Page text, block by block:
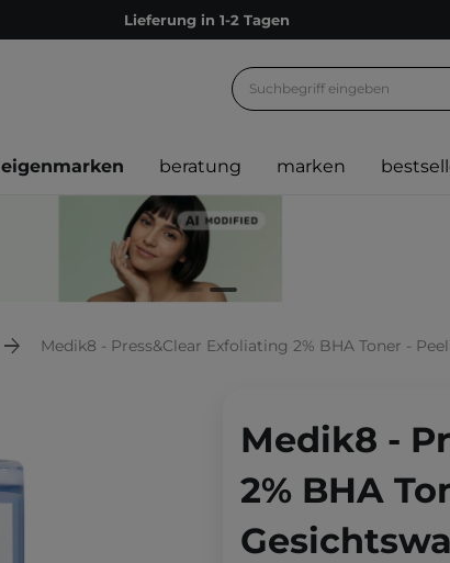
Lieferung in 1-2 Tagen
Kostenloser Versand ab 60 €
Versand nach Deutschland und Österreich
Treueprogramm
Lieferung in 1-2 Tagen
Empfehle uns weiter und sammle noch mehr Punkte
Kostenloser Versand ab 60 €
eigenmarken beratung marken
Medik8 - Press&Clear Exfoliating 2% BHA Toner -
Medik8 -
2% BHA